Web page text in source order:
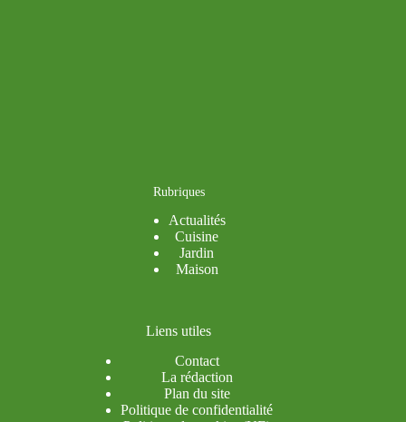
Rubriques
Actualités
Cuisine
Jardin
Maison
Liens utiles
Contact
La rédaction
Plan du site
Politique de confidentialité